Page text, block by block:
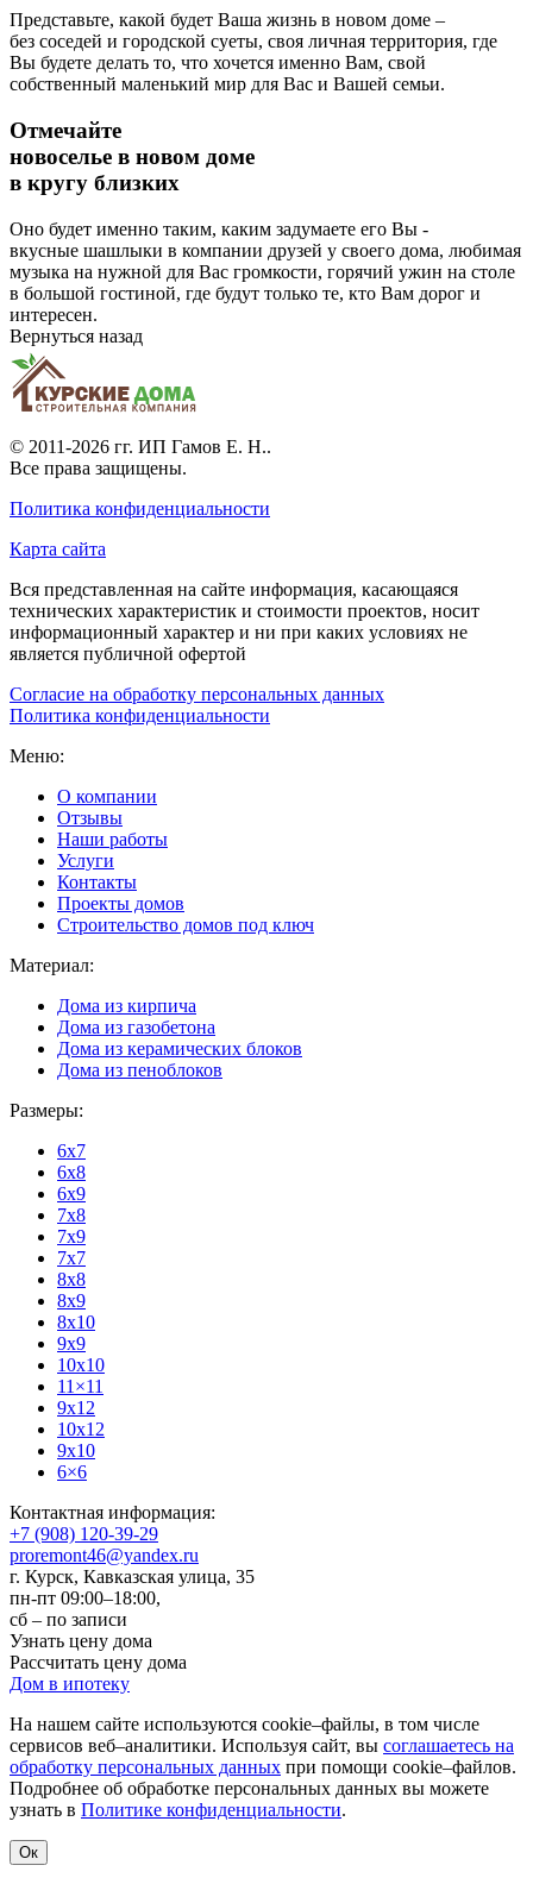
Представьте, какой будет Ваша жизнь в новом доме –
без соседей и городской суеты, своя личная территория, где
Вы будете делать то, что хочется именно Вам, свой
собственный маленький мир для Вас и Вашей семьи.
Отмечайте
новоселье в новом доме
в кругу близких
Оно будет именно таким, каким задумаете его Вы -
вкусные шашлыки в компании друзей у своего дома, любимая
музыка на нужной для Вас громкости, горячий ужин на столе
в большой гостиной, где будут только те, кто Вам дорог и
интересен.
Вернуться назад
© 2011-2026 гг. ИП Гамов Е. Н..
Все права защищены.
Политика конфиденциальности
Карта сайта
Вся представленная на сайте информация, касающаяся
технических характеристик и стоимости проектов, носит
информационный характер и ни при каких условиях не
является публичной офертой
Согласие на обработку персональных данных
Политика конфиденциальности
Меню:
О компании
Отзывы
Наши работы
Услуги
Контакты
Проекты домов
Строительство домов под ключ
Материал:
Дома из кирпича
Дома из газобетона
Дома из керамических блоков
Дома из пеноблоков
Размеры:
6x7
6x8
6x9
7x8
7x9
7x7
8x8
8x9
8x10
9x9
10x10
11×11
9x12
10x12
9x10
6×6
Контактная информация:
+7 (908) 120-39-29
proremont46@yandex.ru
г. Курск, Кавказская улица, 35
пн-пт 09:00–18:00,
сб – по записи
Узнать цену дома
Рассчитать цену дома
Дом в ипотеку
На нашем сайте используются cookie–файлы, в том числе
сервисов веб–аналитики. Используя сайт, вы соглашаетесь на
обработку персональных данных при помощи cookie–файлов.
Подробнее об обработке персональных данных вы можете
узнать в Политике конфиденциальности.
Ок